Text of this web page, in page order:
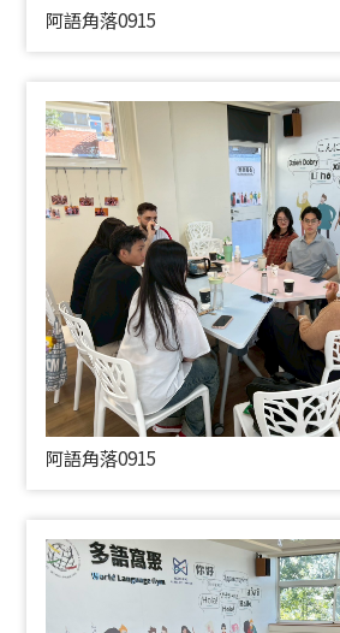
阿語角落0915
阿語角落0915